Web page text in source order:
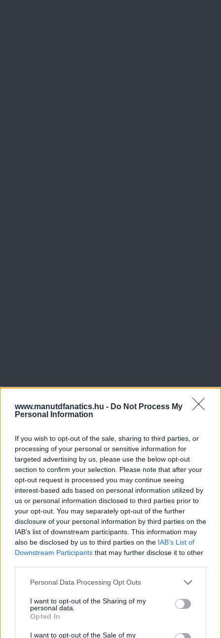
www.manutdfanatics.hu - Do Not Process My
Personal Information
If you wish to opt-out of the sale, sharing to third parties, or
processing of your personal or sensitive information for
targeted advertising by us, please use the below opt-out
section to confirm your selection. Please note that after your
opt-out request is processed you may continue seeing
interest-based ads based on personal information utilized by
us or personal information disclosed to third parties prior to
your opt-out. You may separately opt-out of the further
disclosure of your personal information by third parties on the
IAB’s list of downstream participants. This information may
also be disclosed by us to third parties on the IAB’s List of
Downstream Participants that may further disclose it to other
Please note that this website/app uses one or more Google
not limited to your visit or usage behaviour. You may click to
grant or deny consent to Google and its third-party tags to
use your data for below specified purposes in below Google
consent section.
Personal Data Processing Opt Outs
I want to opt-out of the Sharing of my
personal data.
Opted In
I want to opt-out of the Sale of my